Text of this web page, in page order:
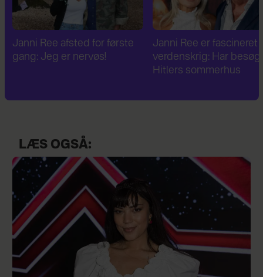
Janni Ree er fascineret af 2.
verdenskrig: Har besøgt
Janni Ree bryder
tavsheden: "Det er
fuldstændig absurd"
LÆS OGSÅ: